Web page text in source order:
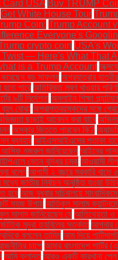
Card USA Buy TRUMP
Get White House Tour
Coin: Trump Account
Everyone's
crypto coin USA's
Twist — Here's What That
is a Trump Account
বড় সাফল্য অগ্রযাত্রার
হতে পারে অতিরিক্ত লবণ খাওয়ার
৯টি নির্দেশনা অনলাইন শিক্ষা
বোঝা অপ্রাপ্তবয়স্কদের সঙ্গে
ছাড়াই আবেদন করা যাবে অভিনয়
অস্কার জিততে পারবেন কি?
ব্যবহার আইএসআইএসের পতাকা হাতে
আসিফ নজরুল জানিয়েছেন আইনের
বেতন বৃদ্ধির চমক আওয়ামী
বলেন আগামী ২ বছরে সরকারি খাতে
জাতীয় নির্বাচন অনুষ্ঠিত হওয়া
হবে আজ বুধবার সচিবালয়ে
সহজ উপায় আতিকুল সালাম
সালাম জানিয়েছেন যে আতিথেয়তা ও
মুদ্রা তহবিলের সতর্কতা আপনার
বললেন তামিম আম দিয়ে
চাপে আমার বাংলাদেশ পার্টির
আমি ক্লান্ত আরও একটি কারখানা পেল